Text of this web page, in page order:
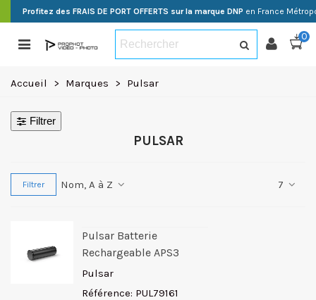
Profitez des FRAIS DE PORT OFFERTS sur la marque DNP en France
0
Accueil > Marques > Pulsar
Filtrer
PULSAR
Filtrer Nom, A à Z 7
Pulsar Batterie
Rechargeable APS3
Pulsar
Référence: PUL79161